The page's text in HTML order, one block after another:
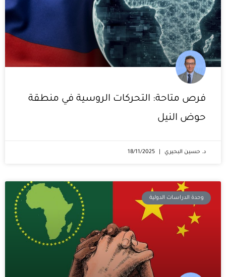
فرص متاحة: التحركات الروسية في منطقة
حوض النيل
د. حسين البحيري
وحدة الدراسات الدولية